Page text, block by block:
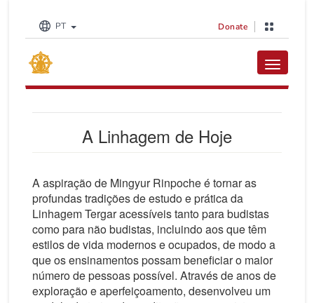
PT Donate
Toggle
A Linhagem de Hoje
A aspiração de Mingyur Rinpoche é tornar as
profundas tradições de estudo e prática da
Linhagem Tergar acessíveis tanto para budistas
como para não budistas, incluindo aos que têm
estilos de vida modernos e ocupados, de modo a
que os ensinamentos possam beneficiar o maior
número de pessoas possível. Através de anos de
exploração e aperfeiçoamento, desenvolveu um